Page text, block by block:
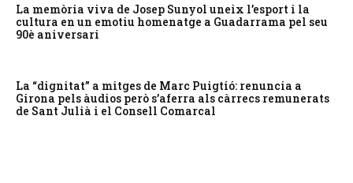
La memòria viva de Josep Sunyol uneix l’esport i la
cultura en un emotiu homenatge a Guadarrama pel seu
90è aniversari
La “dignitat” a mitges de Marc Puigtió: renuncia a
Girona pels àudios però s’aferra als càrrecs remunerats
de Sant Julià i el Consell Comarcal